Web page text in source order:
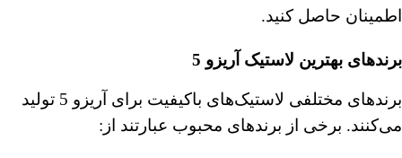
اطمینان حاصل کنید.
برندهای بهترین لاستیک آریزو 5
برندهای مختلفی لاستیک‌های باکیفیت برای آریزو 5 تولید
می‌کنند. برخی از برندهای محبوب عبارتند از: